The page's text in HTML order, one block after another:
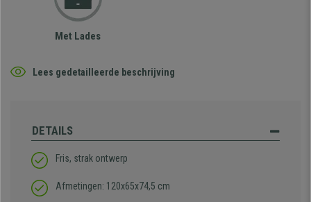
Met Lades
Lees gedetailleerde beschrijving
DETAILS
Fris, strak ontwerp
Afmetingen: 120x65x74,5 cm